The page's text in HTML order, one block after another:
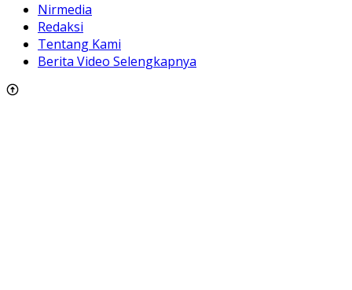
Nirmedia
Redaksi
Tentang Kami
Berita Video Selengkapnya